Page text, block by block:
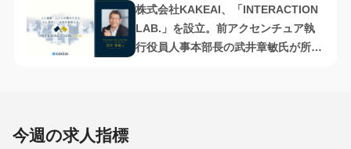
式会社
株式会社KAKEAI、「INTERACTION
LAB.」を設立。前アクセンチュア執
行役員人事本部長の武井章敏氏が所長
今週の求人指標